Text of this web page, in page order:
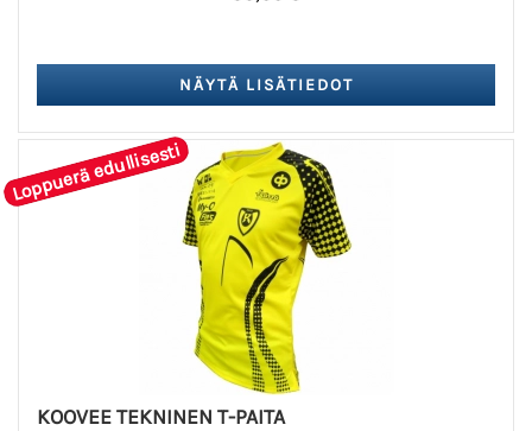
Loppuerä edullisesti
KOOVEE TEKNINEN T-PAITA